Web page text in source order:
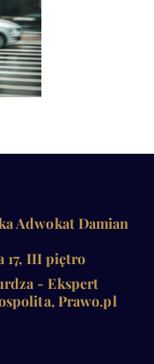
Adwokat Damian
17, III piętro
- Ekspert
Prawo.pl